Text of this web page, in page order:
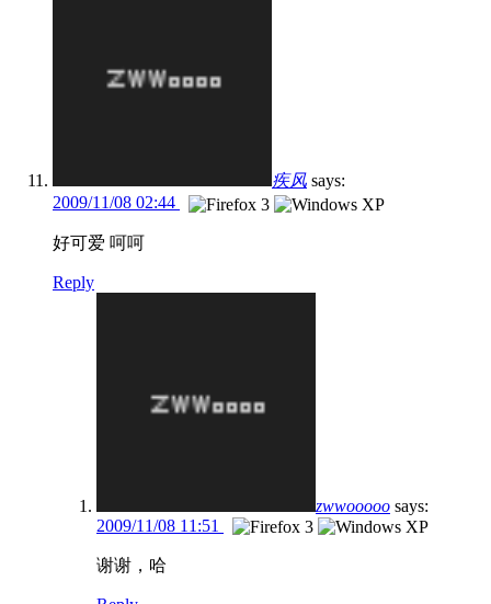
疾风 says:
2009/11/08 02:44
好可爱 呵呵
Reply
zwwooooo says:
2009/11/08 11:51
谢谢，哈